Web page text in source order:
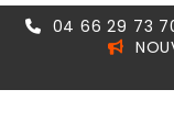
04 66 29 73